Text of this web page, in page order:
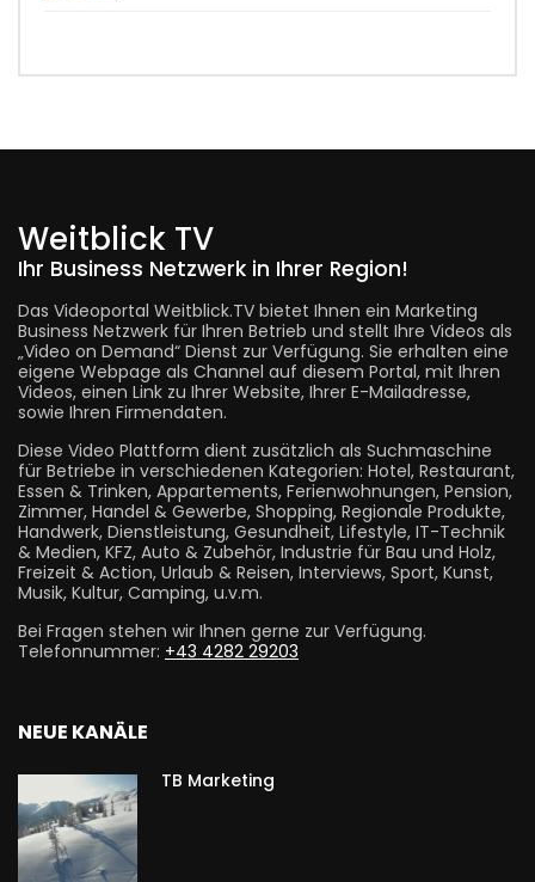
Weitblick TV
Ihr Business Netzwerk in Ihrer Region!
Das Videoportal Weitblick.TV bietet Ihnen ein Marketing
Business Netzwerk für Ihren Betrieb und stellt Ihre Videos als
„Video on Demand“ Dienst zur Verfügung. Sie erhalten eine
eigene Webpage als Channel auf diesem Portal, mit Ihren
Videos, einen Link zu Ihrer Website, Ihrer E-Mailadresse,
sowie Ihren Firmendaten.
Diese Video Plattform dient zusätzlich als Suchmaschine
für Betriebe in verschiedenen Kategorien: Hotel, Restaurant,
Essen & Trinken, Appartements, Ferienwohnungen, Pension,
Zimmer, Handel & Gewerbe, Shopping, Regionale Produkte,
Handwerk, Dienstleistung, Gesundheit, Lifestyle, IT-Technik
& Medien, KFZ, Auto & Zubehör, Industrie für Bau und Holz,
Freizeit & Action, Urlaub & Reisen, Interviews, Sport, Kunst,
Musik, Kultur, Camping, u.v.m.
Bei Fragen stehen wir Ihnen gerne zur Verfügung.
Telefonnummer: +43 4282 29203
NEUE KANÄLE
TB Marketing